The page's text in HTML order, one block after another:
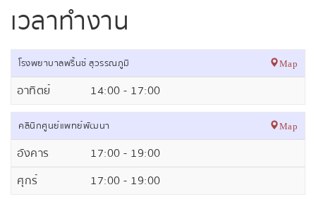
เวลาทำงาน
โรงพยาบาลพริ้นซ์ สุวรรณภูมิ Map
อาทิตย์ 14:00 - 17:00
คลินิกศูนย์แพทย์พัฒนา Map
อังคาร
17:00 - 19:00
ศุกร์
17:00 - 19:00